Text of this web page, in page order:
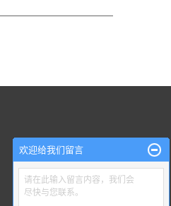
欢迎给我们留言
请在此输入留言内容，我们会
尽快与您联系。